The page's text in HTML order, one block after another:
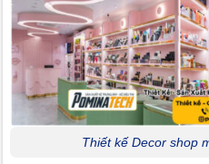
Thiết kế Decor shop